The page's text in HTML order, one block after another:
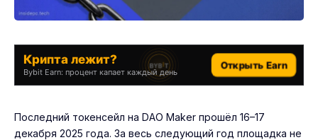
Крипта лежит?
Bybit Earn: процент капает каждый день
Открыть Earn
Последний токенсейл на DAO Maker прошёл 16–17
декабря 2025 года. За весь следующий год площадка не